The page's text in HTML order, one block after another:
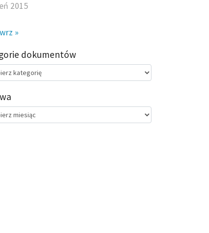
2015
wrz »
dokumentów